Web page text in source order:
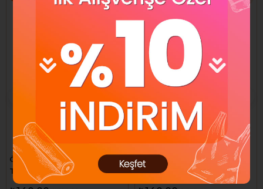
ÖGEM ŞARKÜTERİ POŞET
TORBA 20X30 500 ADET
ÖGEM ŞARKÜTERİ POŞET
TORBA 23X36 400 ADET